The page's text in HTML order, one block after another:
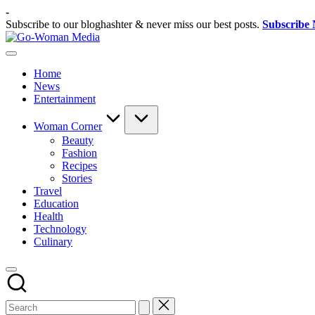
Skip
to
content
-
Subscribe to our bloghashter & never miss our best posts. Subscribe
Portal
Untuk
Wanita
Indonesia
Home
News
Entertainment
Woman Corner
Beauty
Fashion
Recipes
Stories
Travel
Education
Health
Technology
Culinary